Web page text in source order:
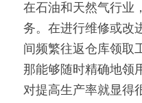
商超快递配送解决
Lean
服务模式
在石油和天然气行业
务。在进行维修或改
间频繁往返仓库领取
那能够随时精确地领
对提高生产率就显得